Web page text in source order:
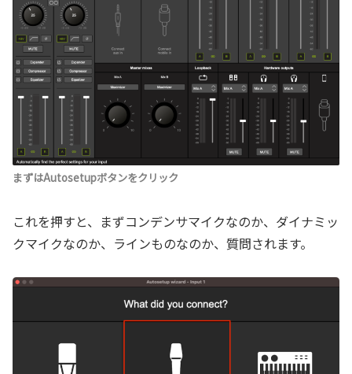
まずはAutosetupボタンをクリック
これを押すと、まずコンデンサマイクなのか、ダイナミッ
クマイクなのか、ラインものなのか、質問されます。